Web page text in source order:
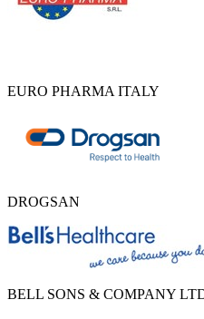
EURO PHARMA ITALY
DROGSAN
BELL SONS & COMPANY